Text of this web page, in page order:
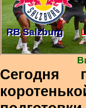
RB Salzburg
Сегодня